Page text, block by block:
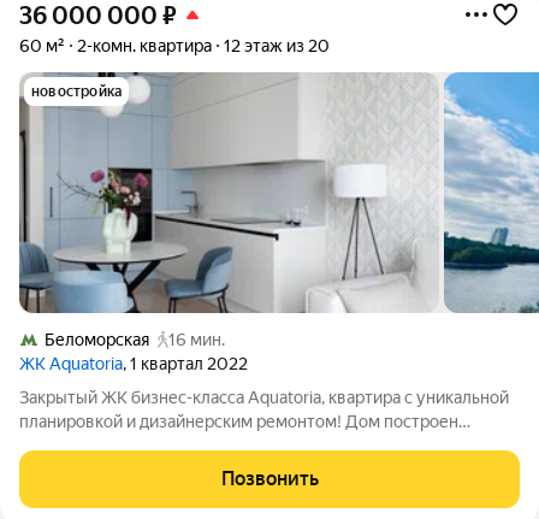
36 000 000 ₽
60 м² 2-комн. квартира 12 этаж из 20
новостройка
Беломорская
16 мин.
ЖК Aquatoria, 1 квартал 2022
Закрытый ЖК бизнес-класса Aquatoria, квартира с уникальной
планировкой и дизайнерским ремонтом! Дом построен
безупречной репутацией строительства и проектирования. О
квартире: - Редкая планировка
Позвонить